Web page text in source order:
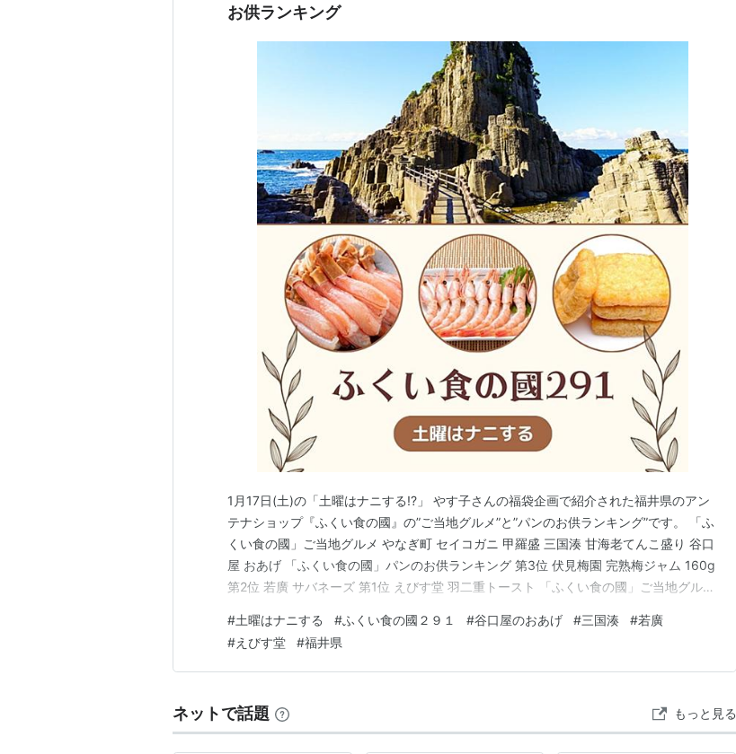
お供ランキング
1月17日(土)の「土曜はナニする!?」 やす子さんの福袋企画で紹介された福井県のアン
テナショップ『ふくい食の國』の”ご当地グルメ”と”パンのお供ランキング”です。 「ふ
くい食の國」ご当地グルメ やなぎ町 セイコガニ 甲羅盛 三国湊 甘海老てんこ盛り 谷口
屋 おあげ 「ふくい食の國」パンのお供ランキング 第3位 伏見梅園 完熟梅ジャム 160g
第2位 若廣 サバネーズ 第1位 えびす堂 羽二重トースト 「ふくい食の國」ご当地グルメ
味しさを手軽に味わえるよう、甲羅盛にしています。 【土曜はナニする で紹介】
【ま…
#土曜はナニする #ふくい食の國２９１ #谷口屋のおあげ #三国湊 #若廣
#えびす堂 #福井県
ネットで話題 もっと見る